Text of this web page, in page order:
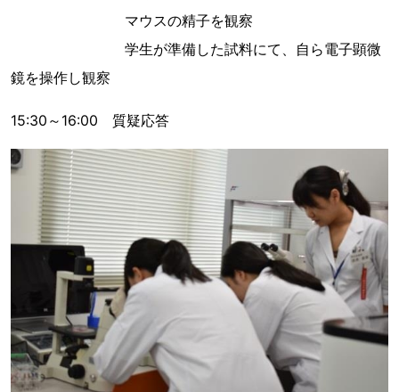
マウスの精子を観察
学生が準備した試料にて、自ら電子顕微
鏡を操作し観察
15:30～16:00 質疑応答